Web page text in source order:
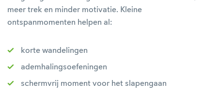
meer trek en minder motivatie. Kleine
ontspanmomenten helpen al:
korte wandelingen
ademhalingsoefeningen
schermvrij moment voor het slapengaan